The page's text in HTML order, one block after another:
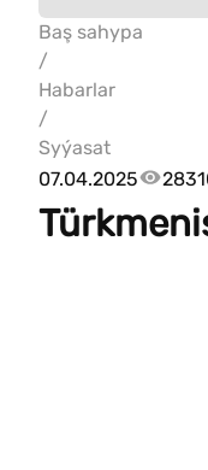
Baş sahypa
/
Habarlar
/
Syýasat
07.04.2025